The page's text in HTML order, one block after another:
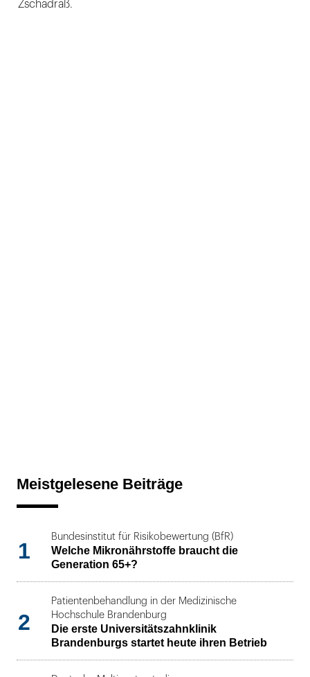
Zschadraß.
Meistgelesene Beiträge
1
Bundesinstitut für Risikobewertung (BfR)
Welche Mikronährstoffe braucht die
Generation 65+?
2
Patientenbehandlung in der Medizinische
Hochschule Brandenburg
Die erste Universitätszahnklinik
Brandenburgs startet heute ihren Betrieb